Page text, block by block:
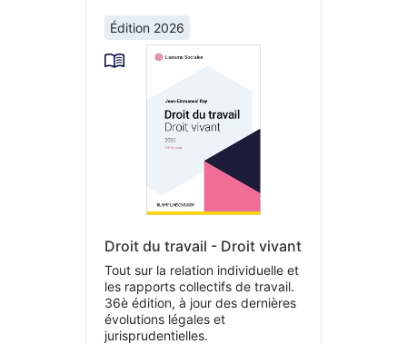
Édition 2026
Droit du travail - Droit vivant
Tout sur la relation individuelle et
les rapports collectifs de travail.
36è édition, à jour des dernières
évolutions légales et
jurisprudentielles.